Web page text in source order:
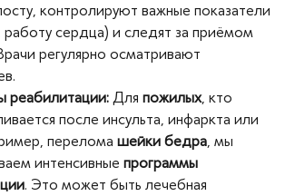
контролируют важные показатели
работу сердца) и следят за приёмом
регулярно осматривают
реабилитации: Для пожилых, кто
после инсульта, инфаркта или
перелома шейки бедра, мы
интенсивные программы
. Это может быть лечебная